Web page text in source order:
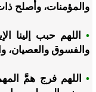
والمؤمنات، وأصلح
• اللهم حبب إلينا
والفسوق والعصيان،
• اللهم فرج همَّ